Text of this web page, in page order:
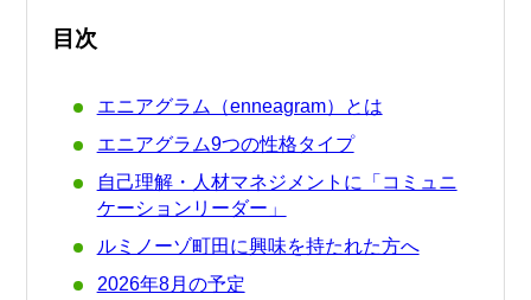
目次
エニアグラム（enneagram）とは
エニアグラム9つの性格タイプ
自己理解・人材マネジメントに「コミュニ
ケーションリーダー」
ルミノーゾ町田に興味を持たれた方へ
2026年8月の予定